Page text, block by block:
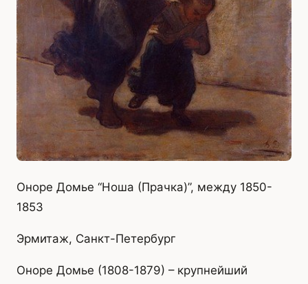
Оноре Домье “Ноша (Прачка)”, между 1850-
1853
Эрмитаж, Санкт-Петербург
Оноре Домье (1808-1879) – крупнейший